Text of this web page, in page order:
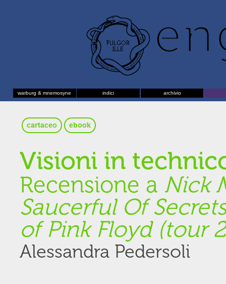
warburg & mnemosyne indici archivio
cartaceo ebook
Visioni in
Recensione a Nick
Saucerful Of
of Pink Floyd (tour
Alessandra Pedersoli